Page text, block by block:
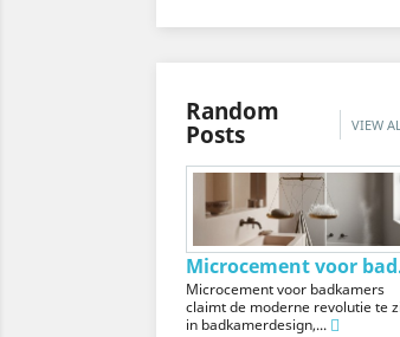
Random
Posts VIEW
Microcement voor badkamers
claimt de moderne revolutie te
in badkamerdesign,...